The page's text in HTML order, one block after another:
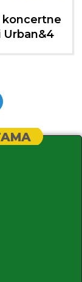
koncertne
Urban&4